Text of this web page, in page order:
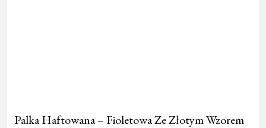
Palka Haftowana – Fioletowa Ze Złotym Wzorem